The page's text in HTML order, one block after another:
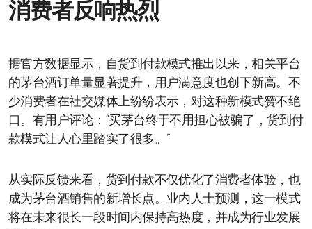
消费者反响热烈
据官方数据显示，自货到付款模式推出以来，相关平台
的茅台酒订单量显著提升，用户满意度也创下新高。不
少消费者在社交媒体上纷纷表示，对这种新模式赞不绝
口。有用户评论：“买茅台终于不用担心被骗了，货到付
款模式让人心里踏实了很多。”
从实际反馈来看，货到付款不仅优化了消费者体验，也
成为茅台酒销售的新增长点。业内人士预测，这一模式
将在未来很长一段时间内保持高热度，并成为行业发展